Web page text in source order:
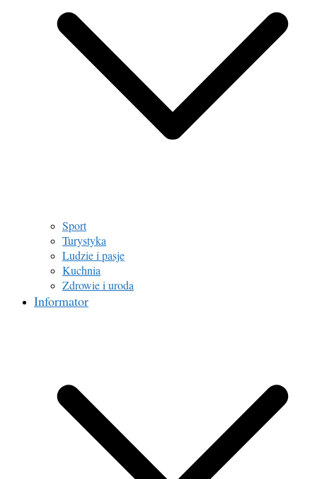
Sport
Turystyka
Ludzie i pasje
Kuchnia
Zdrowie i uroda
Informator